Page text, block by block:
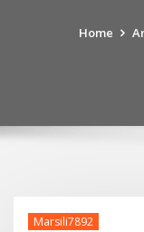
Home
Marsili7892